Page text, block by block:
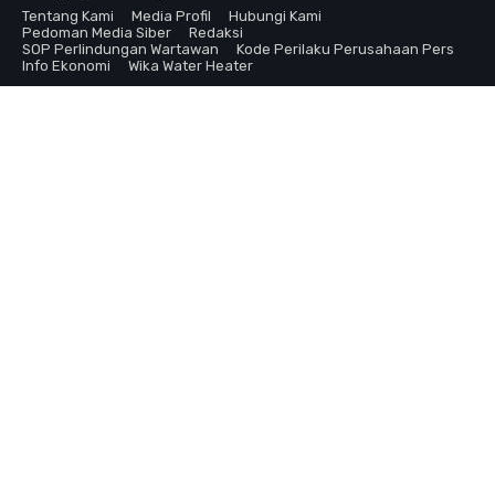
Tentang Kami
Media Profil
Hubungi Kami
Pedoman Media Siber
Redaksi
SOP Perlindungan Wartawan
Kode Perilaku Perusahaan Pers
Info Ekonomi
Wika Water Heater